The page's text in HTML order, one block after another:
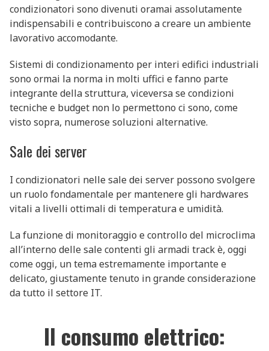
condizionatori sono divenuti oramai assolutamente
indispensabili e contribuiscono a creare un ambiente
lavorativo accomodante.
Sistemi di condizionamento per interi edifici industriali
sono ormai la norma in molti uffici e fanno parte
integrante della struttura, viceversa se condizioni
tecniche e budget non lo permettono ci sono, come
visto sopra, numerose soluzioni alternative.
Sale dei server
I condizionatori nelle sale dei server possono svolgere
un ruolo fondamentale per mantenere gli hardwares
vitali a livelli ottimali di temperatura e umidità.
La funzione di monitoraggio e controllo del microclima
all’interno delle sale contenti gli armadi track è, oggi
come oggi, un tema estremamente importante e
delicato, giustamente tenuto in grande considerazione
da tutto il settore IT.
Il consumo elettrico: